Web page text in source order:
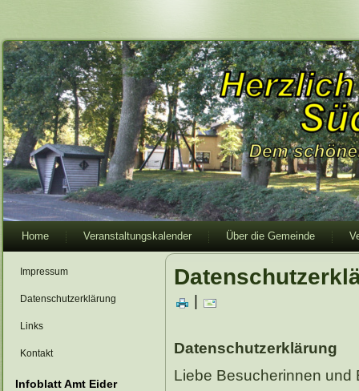
Home Veranstaltungskalender Über die Gemeinde
Impressum
Datenschutzerklärung
Links
Kontakt
Infoblatt Amt Eider
Datenschutzerklärung
Liebe Besucherinnen und